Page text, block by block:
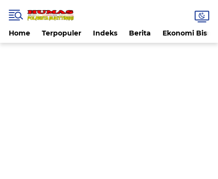
Home Terpopuler Indeks Berita Ekonomi Bisnis